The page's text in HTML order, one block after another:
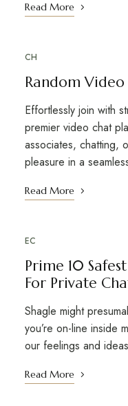
Read More
CH
Random
Effortlessly join with
premier video chat
associates, chatting,
pleasure in a
Read More
EC
Prime 10
For Private
Shagle might
you’re on-line inside
our feelings and
Read More